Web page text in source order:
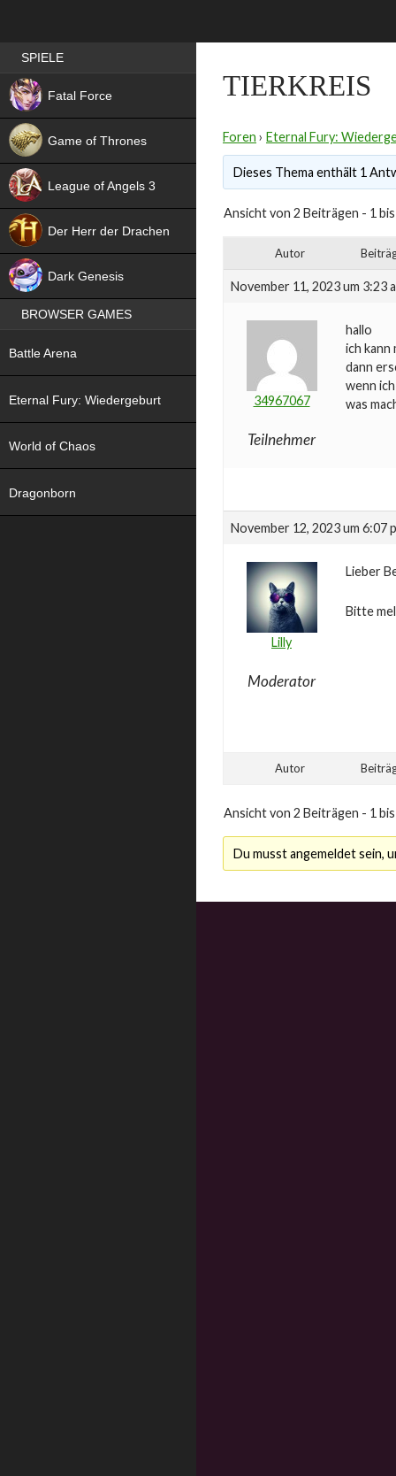
TIERKREIS
Foren › Eternal Fury:
Dieses Thema enthält 1
Ansicht von 2 Beiträgen - 1
Autor
November 11, 2023 um 3:23
34967067
Teilnehmer
hallo
ich kann
dann
wenn
was
November 12, 2023 um 6:07
Lilly
Moderator
Lieber
Bitte
Autor
Ansicht von 2 Beiträgen - 1
Du musst angemeldet sein,
Best RPG games in Germany
SPIELE
Fatal Force
Game of Thrones
League of Angels 3
Der Herr der Drachen
Dark Genesis
BROWSER GAMES
Battle Arena
Eternal Fury: Wiedergeburt
World of Chaos
Dragonborn